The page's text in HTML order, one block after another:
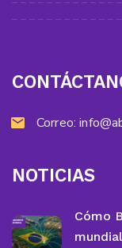
Correo:
NOTICIAS
Cómo